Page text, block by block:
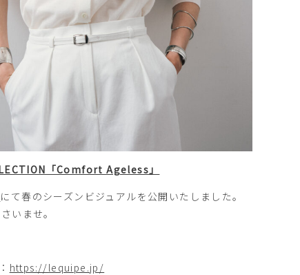
「Comfort Ageless」
にて春のシーズンビジュアルを公開いたしました。
いませ。
https://lequipe.jp/